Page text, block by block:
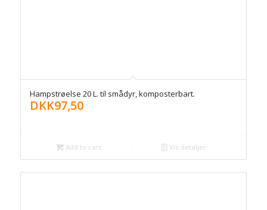
Hampstrøelse 20 L. til smådyr, komposterbart.
DKK97,50
Add to cart Vis detaljer